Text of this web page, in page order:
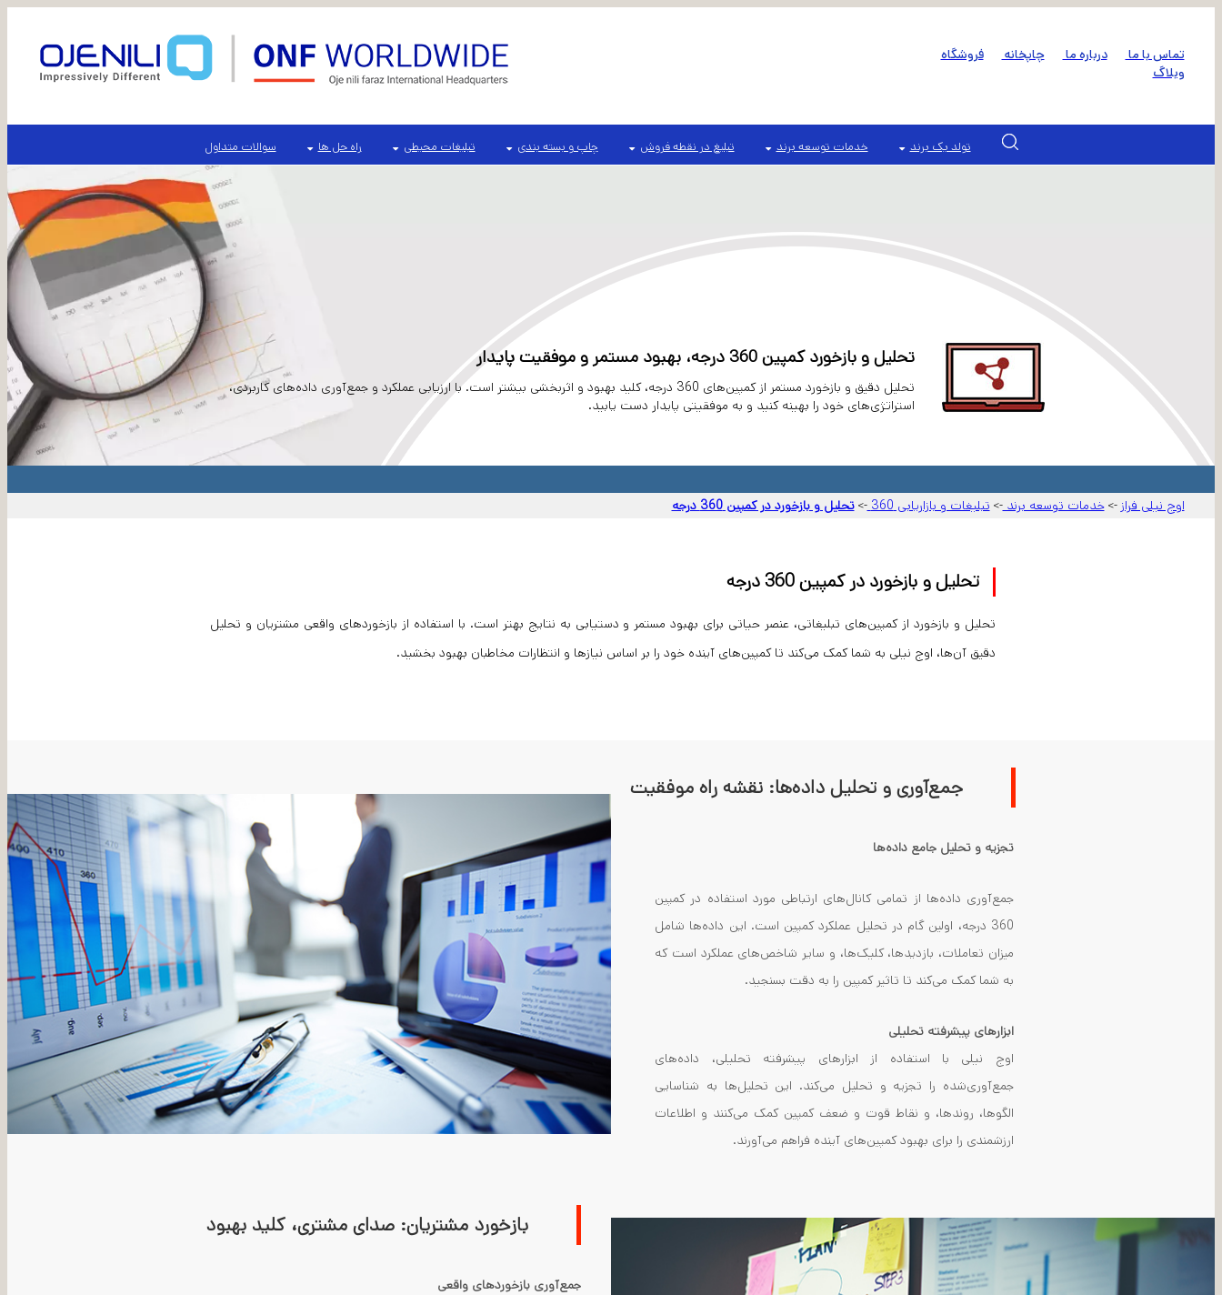
تماس با ما درباره ما چاپخانه
فروشگاه
وبلاگ
تولد یک برند خدمات توسعه برند تبلیغ در نقطه فروش چاپ و بسته بندی تبلیغات محیطی راه حل ها سوالات متداول
تحلیل و بازخورد کمپین 360 درجه، بهبود مستمر و موفقیت پایدار
تحلیل دقیق و بازخورد مستمر از کمپین‌های 360 درجه، کلید بهبود و اثربخشی بیشتر است. با ارزیابی عملکرد و جمع‌آوری داده‌های کاربردی،
استراتژی‌های خود را بهینه کنید و به موفقیتی پایدار دست یابید.
اوج نیلی فراز ->خدمات توسعه برند->تبلیغات و بازاریابی 360 ->تحلیل و بازخورد در کمپین 360 درجه
تحلیل و بازخورد در کمپین 360 درجه
تحلیل و بازخورد از کمپین‌های تبلیغاتی، عنصر حیاتی برای بهبود مستمر و دستیابی به نتایج بهتر است. با استفاده از بازخوردهای واقعی مشتریان و تحلیل
دقیق آن‌ها، اوج نیلی به شما کمک می‌کند تا کمپین‌های آینده خود را بر اساس نیازها و انتظارات مخاطبان بهبود بخشید.
جمع‌آوری و تحلیل داده‌ها: نقشه راه موفقیت
تجزیه و تحلیل جامع داده‌ها
جمع‌آوری داده‌ها از تمامی کانال‌های ارتباطی مورد استفاده در کمپین
360 درجه، اولین گام در تحلیل عملکرد کمپین است. این داده‌ها شامل
میزان تعاملات، بازدیدها، کلیک‌ها، و سایر شاخص‌های عملکرد است که
به شما کمک می‌کند تا تاثیر کمپین را به دقت بسنجید.
ابزارهای پیشرفته تحلیلی
اوج نیلی با استفاده از ابزارهای پیشرفته تحلیلی، داده‌های
جمع‌آوری‌شده را تجزیه و تحلیل می‌کند. این تحلیل‌ها به شناسایی
الگوها، روندها، و نقاط قوت و ضعف کمپین کمک می‌کنند و اطلاعات
ارزشمندی را برای بهبود کمپین‌های آینده فراهم می‌آورند.
بازخورد مشتریان: صدای مشتری، کلید بهبود
جمع‌آوری بازخوردهای واقعی